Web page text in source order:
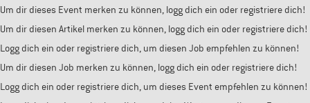
Um dir dieses Event merken zu können, logg dich ein oder registriere dich!
Um dir diesen Artikel merken zu können, logg dich ein oder registriere dich!
Logg dich ein oder registriere dich, um diesen Job empfehlen zu können!
Um dir diesen Job merken zu können, logg dich ein oder registriere dich!
Logg dich ein oder registriere dich, um dieses Event empfehlen zu können!